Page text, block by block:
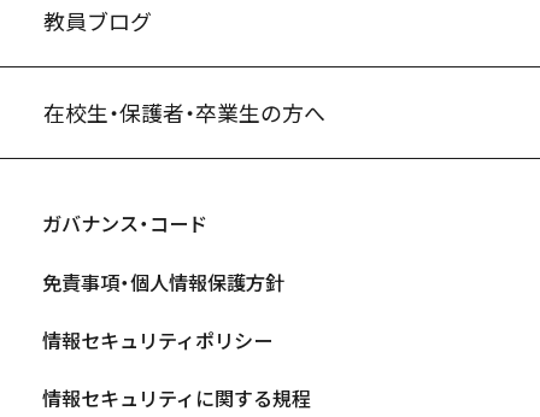
教員ブログ
在校生・保護者・卒業生の方へ
ガバナンス・コード
免責事項・個人情報保護方針
情報セキュリティポリシー
情報セキュリティに関する規程